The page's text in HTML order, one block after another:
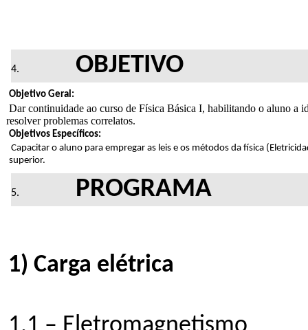
OBJETIVO
Objetivo Geral:
Dar continuidade ao curso de Física Básica I, habilitando o aluno a
resolver problemas correlatos.
Objetivos Específicos:
Capacitar o aluno para empregar as leis e os métodos da física
superior.
PROGRAMA
1) Carga elétrica